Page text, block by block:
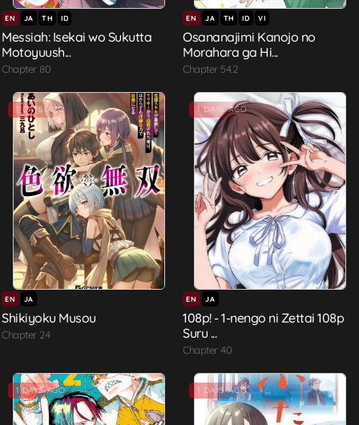
EN JA TH ID
Messiah: Isekai wo Sukutta
Motoyuush...
Chapter 80
EN JA TH ID VI
Osananajimi Kanojo no
Morahara ga Hi...
Chapter 54.2
1 DAYS AGO
EN JA
Shikiyoku Musou
Chapter 24
1 DAYS AGO
EN JA
108p! - 1-nengo ni Zettai 108p
Suru ...
Chapter 40
1 DAYS AGO 1 DAYS AGO